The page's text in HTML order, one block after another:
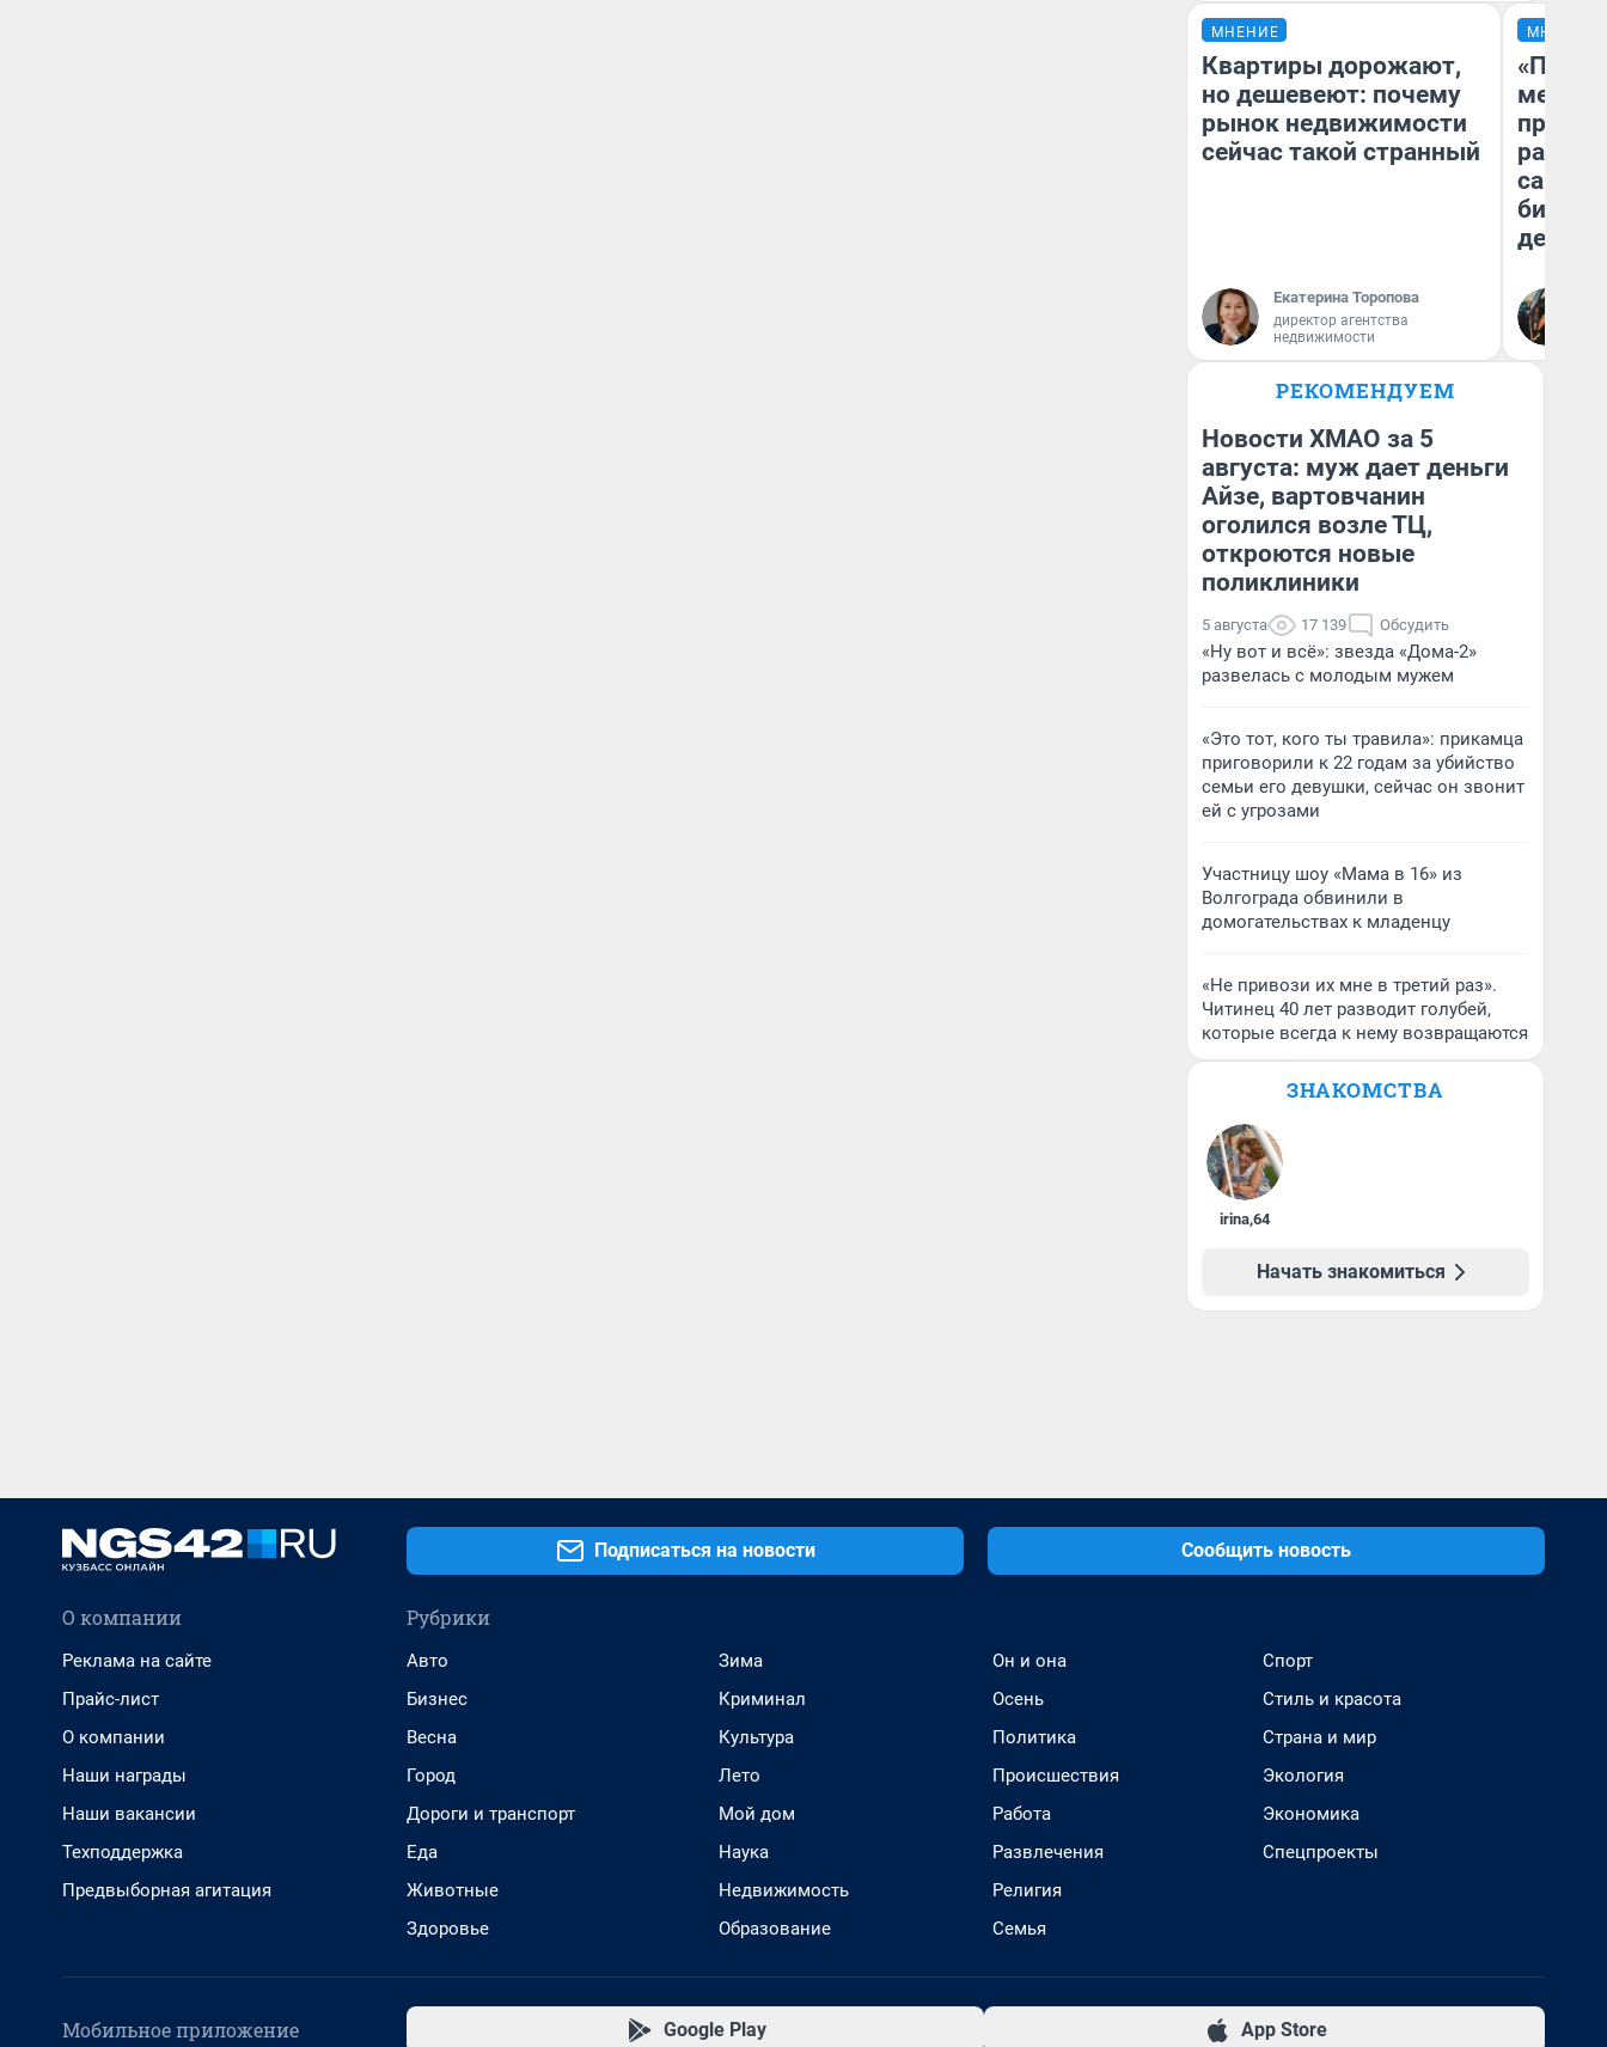
МНЕНИЕ
Квартиры дорожают,
но дешевеют: почему
рынок недвижимости
сейчас такой странный
Екатерина Торопова
директор агентства
недвижимости
МНЕНИЕ
самом
РЕКОМЕНДУЕМ
Новости ХМАО за 5
августа: муж дает деньги
Айзе, вартовчанин
оголился возле ТЦ,
откроются новые
поликлиники
5 августа 17 139 Обсудить
«Ну вот и всё»: звезда «Дома-2»
развелась с молодым мужем
«Это тот, кого ты травила»: прикамца
приговорили к 22 годам за убийство
семьи его девушки, сейчас он звонит
ей с угрозами
Участницу шоу «Мама в 16» из
Волгограда обвинили в
домогательствах к младенцу
«Не привози их мне в третий раз».
Читинец 40 лет разводит голубей,
которые всегда к нему возвращаются
ЗНАКОМСТВА
irina,64
Начать знакомиться
Подписаться на новости Сообщить новость
О компании
Реклама на сайте
Прайс-лист
О компании
Наши награды
Наши вакансии
Техподдержка
Предвыборная агитация
Рубрики
Авто
Бизнес
Весна
Город
Дороги и транспорт
Еда
Животные
Здоровье
Зима
Криминал
Культура
Лето
Мой дом
Наука
Недвижимость
Образование
Он и она
Осень
Политика
Происшествия
Работа
Развлечения
Религия
Семья
Спорт
Стиль и красота
Страна и мир
Экология
Экономика
Спецпроекты
Мобильное приложение Google Play App Store